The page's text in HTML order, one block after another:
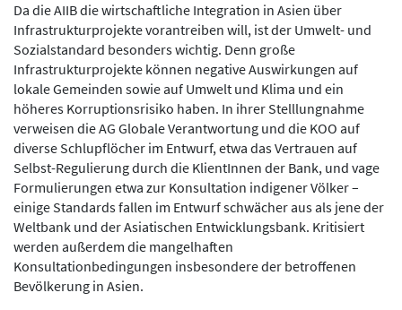
Da die AIIB die wirtschaftliche Integration in Asien über
Infrastrukturprojekte vorantreiben will, ist der Umwelt- und
Sozialstandard besonders wichtig. Denn große
Infrastrukturprojekte können negative Auswirkungen auf
lokale Gemeinden sowie auf Umwelt und Klima und ein
höheres Korruptionsrisiko haben. In ihrer Stelllungnahme
verweisen die AG Globale Verantwortung und die KOO auf
diverse Schlupflöcher im Entwurf, etwa das Vertrauen auf
Selbst-Regulierung durch die KlientInnen der Bank, und vage
Formulierungen etwa zur Konsultation indigener Völker –
einige Standards fallen im Entwurf schwächer aus als jene der
Weltbank und der Asiatischen Entwicklungsbank. Kritisiert
werden außerdem die mangelhaften
Konsultationbedingungen insbesondere der betroffenen
Bevölkerung in Asien.